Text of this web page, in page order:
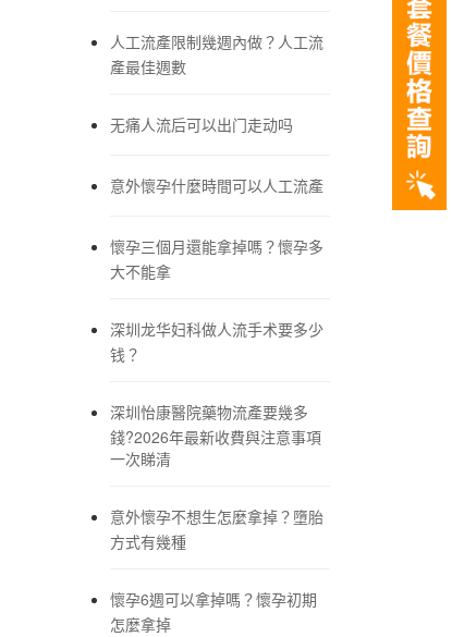
人工流產限制幾週內做？人工流
產最佳週數
无痛人流后可以出门走动吗
意外懷孕什麼時間可以人工流產
懷孕三個月還能拿掉嗎？懷孕多
大不能拿
深圳龙华妇科做人流手术要多少
钱？
深圳怡康醫院藥物流產要幾多
錢?2026年最新收費與注意事項
一次睇清
意外懷孕不想生怎麼拿掉？墮胎
方式有幾種
懷孕6週可以拿掉嗎？懷孕初期
怎麼拿掉